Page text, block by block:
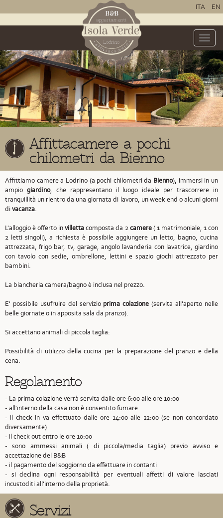
ITA EN
Toggle
Affittacamere a pochi
chilometri da Bienno
Affittiamo camere a Lodrino (a pochi chilometri da Bienno), immersi in un
ampio giardino, che rappresentano il luogo ideale per trascorrere in
tranquillità un rientro da una giornata di lavoro, un week end o alcuni giorni
divacanza.
L'alloggio è offerto invillettacomposta da 2camere( 1 matrimoniale, 1 con
2 letti singoli), a richiesta è possibile aggiungere un letto, bagno, cucina
attrezzata, frigo bar, tv, garage, angolo lavanderia con lavatrice, giardino
con tavolo con sedie, ombrellone, lettini e spazio giochi attrezzato per
bambini.
La biancheria camera/bagno è inclusa nel prezzo.
E' possibile usufruire del servizio prima colazione (servita all'aperto nelle
belle giornate o in apposita sala da pranzo).
Si accettano animali di piccola taglia:
Possibilità di utilizzo della cucina per la preparazione del pranzo e della
cena.
Regolamento
- La prima colazione verrà servita dalle ore 6:00 alle ore 10:00
- all'interno della casa non è consentito fumare
- il check in va effettuato dalle ore 14:00 alle 22:00 (se non concordato
diversamente)
- il check out entro le ore 10:00
- sono ammessi animali ( di piccola/media taglia) previo avviso e
accettazione del B&B
- il pagamento del soggiorno da effettuare in contanti
- si declina ogni responsabilità per eventuali affetti di valore lasciati
incustoditi all'interno della proprietà.
Servizi